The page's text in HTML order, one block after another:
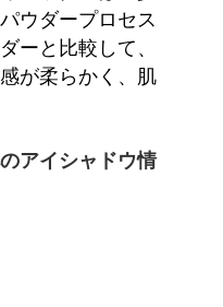
ウダープロセス
ーと比較して、
が柔らかく、肌
アイシャドウ情